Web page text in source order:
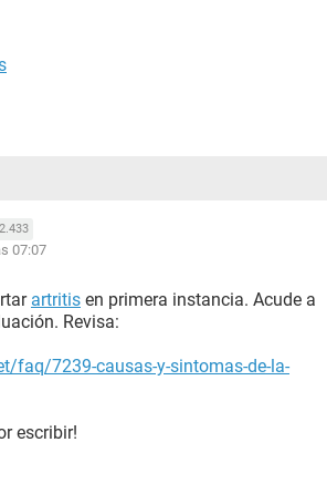
2.433
07:07
artritis en primera instancia. Acude a
Revisa:
faq/7239-causas-y-sintomas-de-la-
escribir!